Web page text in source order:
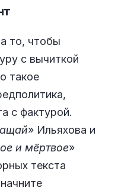
то, чтобы
с вычиткой
такое
с фактурой.
» Ильяхова и
и мёртвое»
текста